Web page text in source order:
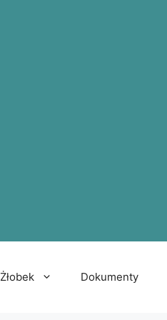
Żłobek Dokumenty